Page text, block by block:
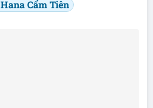
Hana Cẩm Tiên